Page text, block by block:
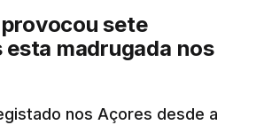
sete
madrugada nos
nos Açores desde a